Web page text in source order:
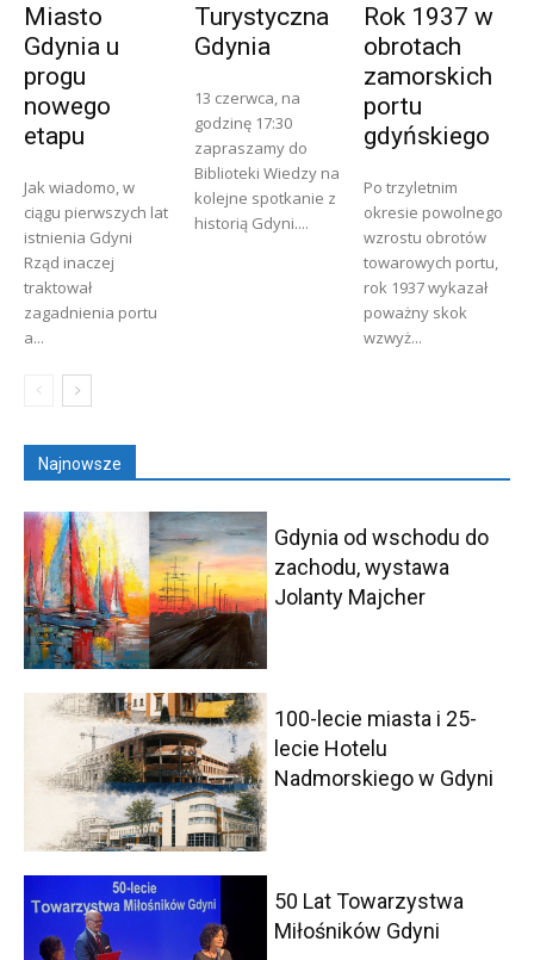
Miasto
Gdynia u
progu
nowego
etapu
Jak wiadomo, w
ciągu pierwszych lat
istnienia Gdyni
Rząd inaczej
traktował
zagadnienia portu
a...
Turystyczna
Gdynia
13 czerwca, na
godzinę 17:30
zapraszamy do
Biblioteki Wiedzy na
kolejne spotkanie z
historią Gdyni....
Rok 1937 w
obrotach
zamorskich
portu
gdyńskiego
Po trzyletnim
okresie powolnego
wzrostu obrotów
towarowych portu,
rok 1937 wykazał
poważny skok
wzwyż...
Najnowsze
Gdynia od wschodu do
zachodu, wystawa
Jolanty Majcher
100-lecie miasta i 25-
lecie Hotelu
Nadmorskiego w Gdyni
50 Lat Towarzystwa
Miłośników Gdyni